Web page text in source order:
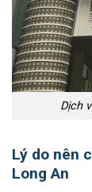
Dịch
Lý do nên
Long An